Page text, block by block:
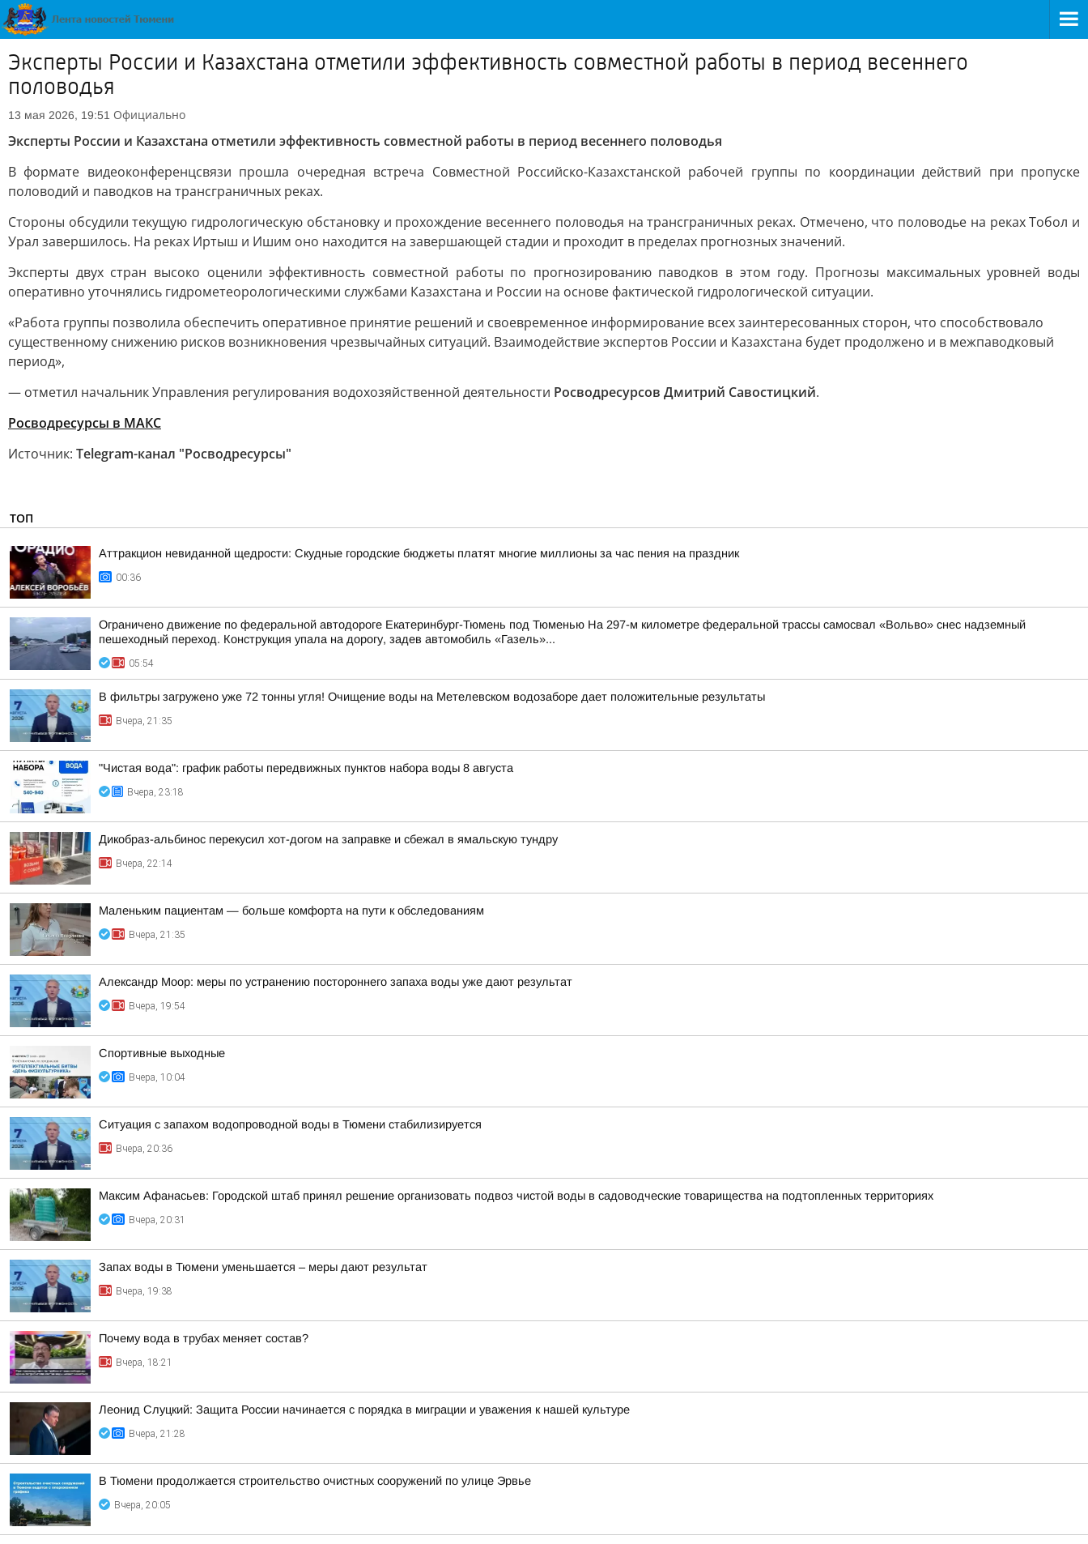
Эксперты России и Казахстана отметили эффективность совместной работы в период весеннего
половодья
13 мая 2026, 19:51 Официально
Эксперты России и Казахстана отметили эффективность совместной работы в период весеннего половодья
В формате видеоконференцсвязи прошла очередная встреча Совместной Российско-Казахстанской рабочей группы по координации действий при пропуске
половодий и паводков на трансграничных реках.
Стороны обсудили текущую гидрологическую обстановку и прохождение весеннего половодья на трансграничных реках. Отмечено, что половодье на реках Тобол и
Урал завершилось. На реках Иртыш и Ишим оно находится на завершающей стадии и проходит в пределах прогнозных значений.
Эксперты двух стран высоко оценили эффективность совместной работы по прогнозированию паводков в этом году. Прогнозы максимальных уровней воды
оперативно уточнялись гидрометеорологическими службами Казахстана и России на основе фактической гидрологической ситуации.
«Работа группы позволила обеспечить оперативное принятие решений и своевременное информирование всех заинтересованных сторон, что способствовало
существенному снижению рисков возникновения чрезвычайных ситуаций. Взаимодействие экспертов России и Казахстана будет продолжено и в межпаводковый
период»,
— отметил начальник Управления регулирования водохозяйственной деятельности Росводресурсов Дмитрий Савостицкий.
Росводресурсы в МАКС
Источник: Telegram-канал "Росводресурсы"
ТОП
Аттракцион невиданной щедрости: Скудные городские бюджеты платят многие миллионы за час пения на праздник
00:36
Ограничено движение по федеральной автодороге Екатеринбург-Тюмень под Тюменью На 297-м километре федеральной трассы самосвал «Вольво» снес надземный
пешеходный переход. Конструкция упала на дорогу, задев автомобиль «Газель»...
05:54
В фильтры загружено уже 72 тонны угля! Очищение воды на Метелевском водозаборе дает положительные результаты
Вчера, 21:35
"Чистая вода": график работы передвижных пунктов набора воды 8 августа
Вчера, 23:18
Дикобраз-альбинос перекусил хот-догом на заправке и сбежал в ямальскую тундру
Вчера, 22:14
Маленьким пациентам — больше комфорта на пути к обследованиям
Вчера, 21:35
Александр Моор: меры по устранению постороннего запаха воды уже дают результат
Вчера, 19:54
Спортивные выходные
Вчера, 10:04
Ситуация с запахом водопроводной воды в Тюмени стабилизируется
Вчера, 20:36
Максим Афанасьев: Городской штаб принял решение организовать подвоз чистой воды в садоводческие товарищества на подтопленных территориях
Вчера, 20:31
Запах воды в Тюмени уменьшается – меры дают результат
Вчера, 19:38
Почему вода в трубах меняет состав?
Вчера, 18:21
Леонид Слуцкий: Защита России начинается с порядка в миграции и уважения к нашей культуре
Вчера, 21:28
В Тюмени продолжается строительство очистных сооружений по улице Эрвье
Вчера, 20:05